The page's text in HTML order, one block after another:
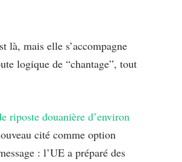
là, mais elle s’accompagne
logique de “chantage”, tout
riposte douanière d’environ
cité comme option
: l’UE a préparé des